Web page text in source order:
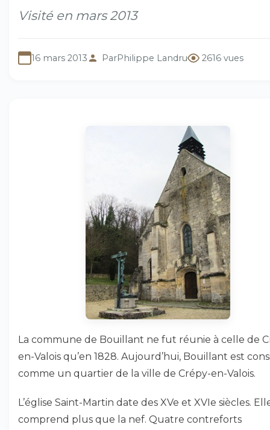
Visité en mars 2013
16 mars 2013 ParPhilippe Landru 2616 vues
La commune de Bouillant ne fut réunie à celle de
en-Valois qu’en 1828. Aujourd’hui, Bouillant est
comme un quartier de la ville de Crépy-en-Valois.
L’église Saint-Martin date des XVe et XVIe siècles.
comprend plus que la nef. Quatre contreforts